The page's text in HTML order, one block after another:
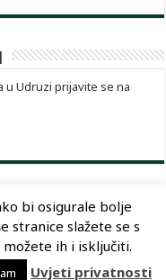
u Udruzi prijavite se na
Akropola
bi osigurale bolje
stranice slažete se s
ih i isključiti.
Uvjeti privatnosti